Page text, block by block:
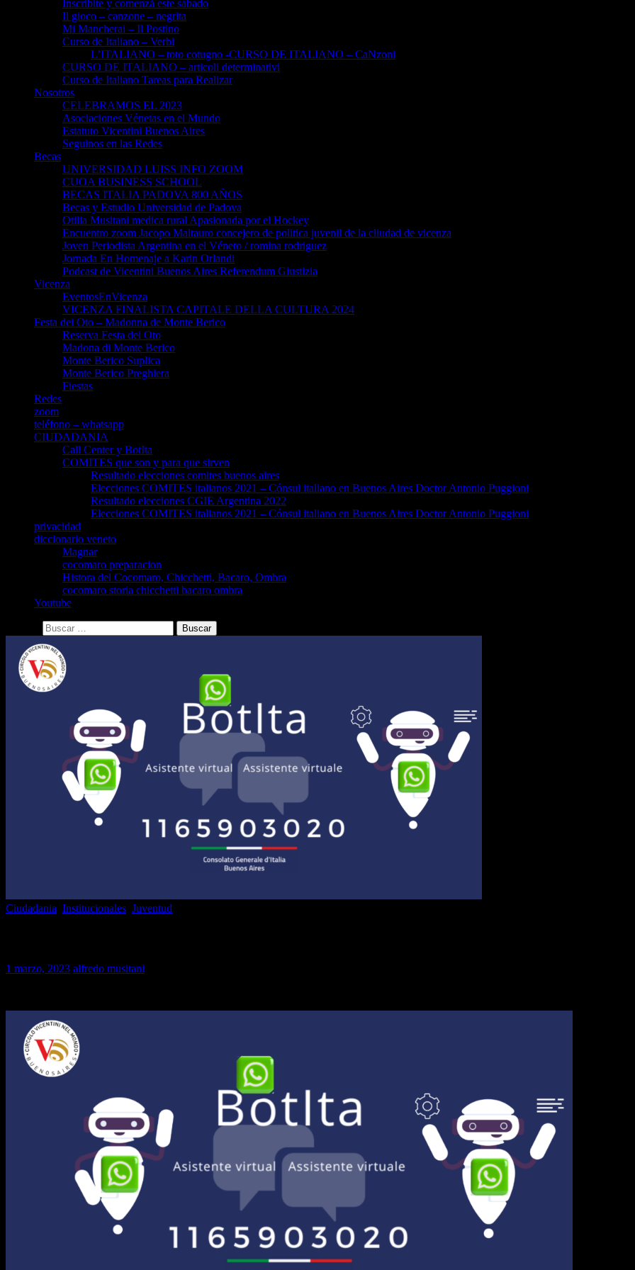
Inscribite y comenzá este sábado
Il gioco – canzone – negrita
Mi Mancherai – Il Postino
Curso de Italiano – Verbi
L’ITALIANO – toto cotugno -CURSO DE ITALIANO – CaNzoni
CURSO DE ITALIANO – articoli determinativi
Curso de Italiano Tareas para Realizar
Nosotros
CELEBRAMOS EL 2023
Asociaciones Vénetas en el Mundo
Estatuto Vicentini Buenos Aires
Seguinos en las Redes
Becas
UNIVERSIDAD LUISS INFO ZOOM
CUOA BUSINESS SCHOOL
BECAS ITALIA PADOVA 800 AÑOS
Becas y Estudio Universidad de Padova
Otilia Musitani medica rural Apasionada por el Hockey
Encuentro zoom Jacopo Maltauro concejero de politica juvenil de la cliudad de vicenza
Joven Periodista Argentina en el Véneto / romina rodriguez
Jornada En Homenaje a Karin Orlandi
Podcast de Vicentini Buenos Aires Referendum Giustizia
Vicenza
EventosEnVicenza
VICENZA FINALISTA CAPITALE DELLA CULTURA 2024
Festa dei Oto – Madonna de Monte Berico
Reserva Festa dei Oto
Madona di Monte Berico
Monte Berico Suplica
Monte Berico Preghiera
Fiestas
Redes
zoom
teléfono – whatsapp
CIUDADANIA
Call Center y BotIta
COMITES que son y para que sirven
Resultado elecciones comites buenos aires
Elecciones COMITES italianos 2021 – Cónsul italiano en Buenos Aires Doctor Antonio Puggioni
Resultado elecciones CGIE Argentina 2022
Elecciones COMITES italianos 2021 – Cónsul italiano en Buenos Aires Doctor Antonio Puggioni
privacidad
diccionario veneto
Magnar
cocomaro preparacion
Histora del Cocomaro, Chicchetti, Bacaro, Ombra
cocomaro storia chicchetti bacaro ombra
Youtube
Ciudadania Institucionales Juventud
1 marzo, 2023 alfredo musitani